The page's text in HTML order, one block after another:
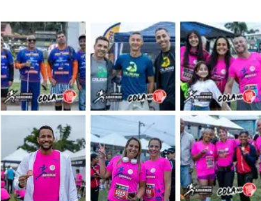
&nbsp; &nbsp; &nbsp;
&nbsp; &nbsp;